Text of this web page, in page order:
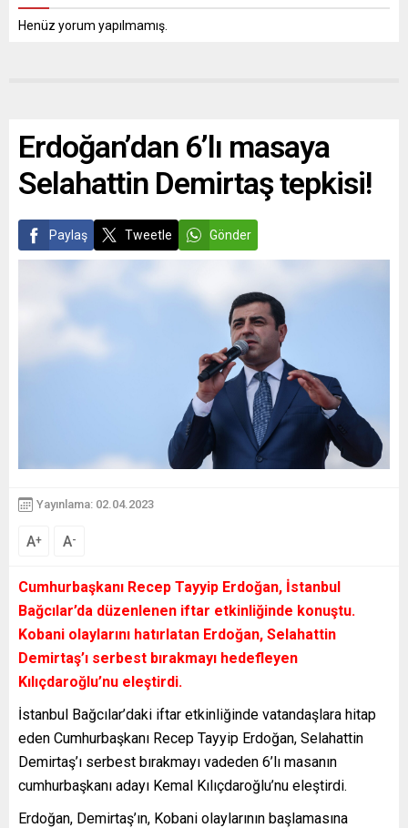
Henüz yorum yapılmamış.
Erdoğan’dan 6’lı masaya
Selahattin Demirtaş tepkisi!
Paylaş Tweetle Gönder
Yayınlama: 02.04.2023
A+ A-
Cumhurbaşkanı Recep Tayyip Erdoğan, İstanbul
Bağcılar’da düzenlenen iftar etkinliğinde konuştu.
Kobani olaylarını hatırlatan Erdoğan, Selahattin
Demirtaş’ı serbest bırakmayı hedefleyen
Kılıçdaroğlu’nu eleştirdi.
İstanbul Bağcılar’daki iftar etkinliğinde vatandaşlara hitap
eden Cumhurbaşkanı Recep Tayyip Erdoğan, Selahattin
Demirtaş’ı serbest bırakmayı vadeden 6’lı masanın
cumhurbaşkanı adayı Kemal Kılıçdaroğlu’nu eleştirdi.
Erdoğan, Demirtaş’ın, Kobani olaylarının başlamasına